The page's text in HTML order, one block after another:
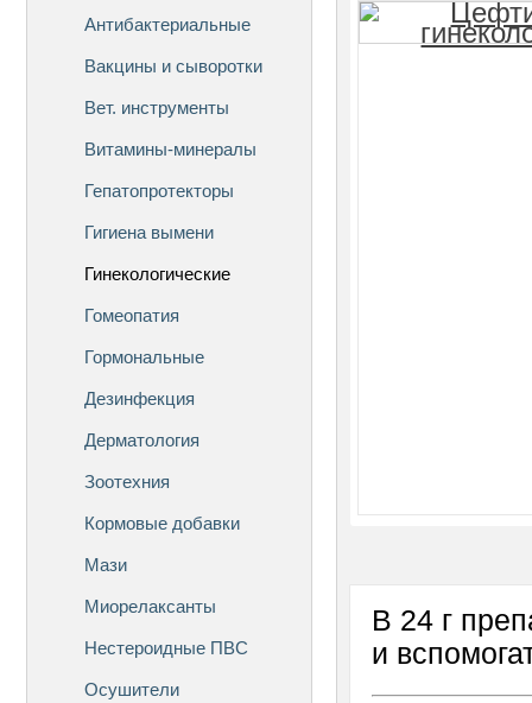
Антибактериальные
Вакцины и сыворотки
Вет. инструменты
Витамины-минералы
Гепатопротекторы
Гигиена вымени
Гинекологические
Гомеопатия
Гормональные
Дезинфекция
Дерматология
Зоотехния
Кормовые добавки
Мази
Миорелаксанты
Нестероидные ПВС
Осушители
В 24 г
и